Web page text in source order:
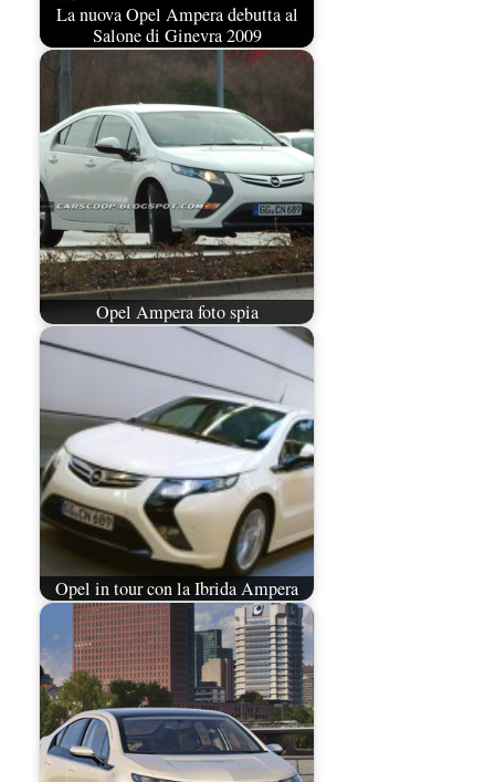
La nuova Opel Ampera debutta al
Salone di Ginevra 2009
Opel Ampera foto spia
Opel in tour con la Ibrida Ampera